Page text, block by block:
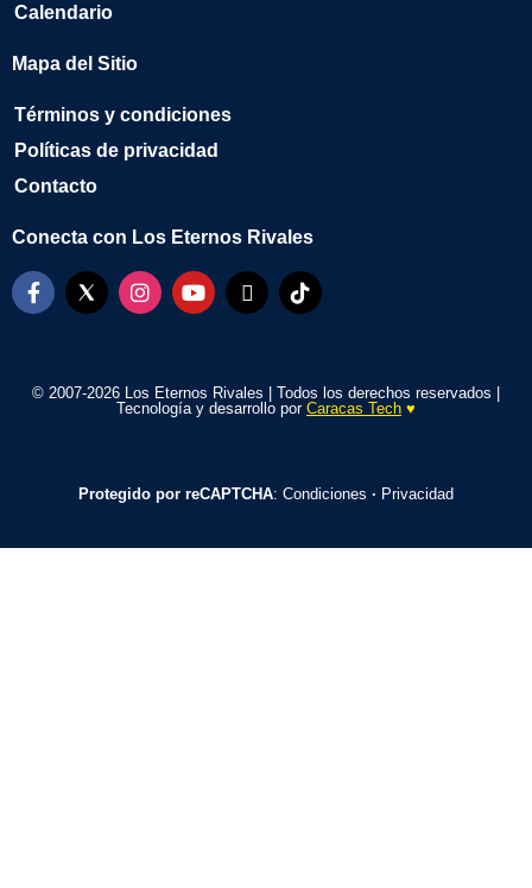
Calendario
Mapa del Sitio
Términos y condiciones
Políticas de privacidad
Contacto
Conecta con Los Eternos Rivales
© 2007-2026 Los Eternos Rivales | Todos los derechos reservados |
Tecnología y desarrollo por Caracas Tech ♥️
Protegido por reCAPTCHA: Condiciones · Privacidad